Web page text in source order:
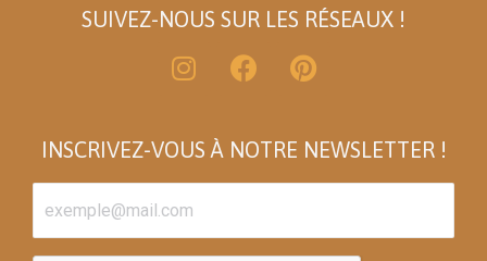
SUIVEZ-NOUS SUR LES RÉSEAUX !
INSCRIVEZ-VOUS À NOTRE NEWSLETTER !